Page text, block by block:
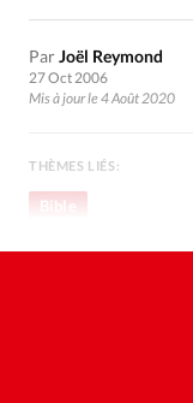
Culture
ParJoël Reymond
27 Oct 2006
Mis à jour le 4 Août 2020
THÈMES LIÉS:
Bible